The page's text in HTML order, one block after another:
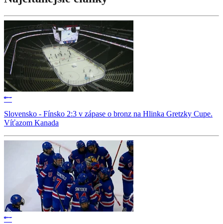
Slovensko - Fínsko 2:3 v zápase o bronz na Hlinka Gretzky Cupe.
Víťazom Kanada